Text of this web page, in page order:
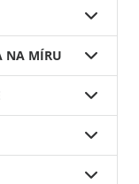
NA MÍRU